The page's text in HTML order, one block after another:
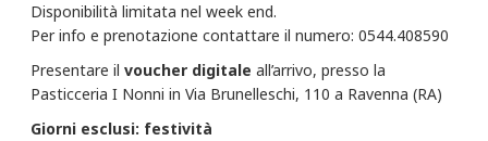
Disponibilità limitata nel week end.
Per info e prenotazione contattare il numero: 0544.408590
Presentare ilvoucher digitaleall’arrivo, presso la
Pasticceria I Nonni in Via Brunelleschi, 110 a Ravenna (RA)
Giorni esclusi: festività